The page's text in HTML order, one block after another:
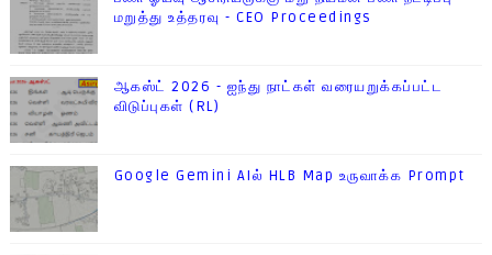
மறுத்து உத்தரவு - CEO Proceedings
ஆகஸ்ட் 2026 - ஐந்து நாட்கள் வரையறுக்கப்பட்ட
விடுப்புகள் (RL)
Google Gemini AIல் HLB Map உருவாக்க Prompt